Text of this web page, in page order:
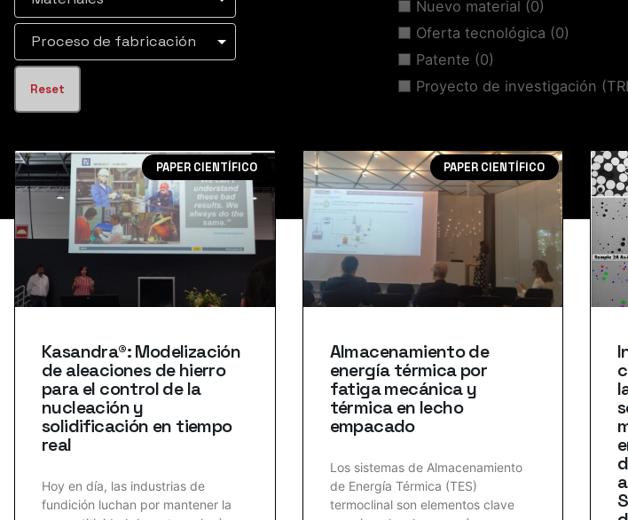
Proceso de fabricación
Reset
Nuevo material (0)
Oferta tecnológica (0)
Patente (0)
Proyecto de investigación
PAPER CIENTÍFICO
Kasandra®: Modelización
de aleaciones de hierro
para el control de la
nucleación y
solidificación en tiempo
real
Hoy en día, las industrias de
fundición luchan por mantener la
PAPER CIENTÍFICO
Almacenamiento de
energía térmica por
fatiga mecánica y
térmica en lecho
empacado
Los sistemas de Almacenamiento
de Energía Térmica (TES)
termoclinal son elementos clave